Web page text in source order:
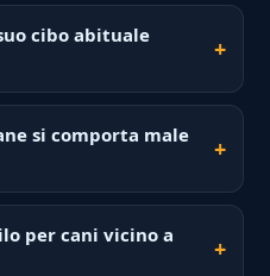
cibo abituale
si comporta male
per cani vicino a